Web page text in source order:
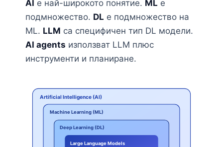
AI е най-широкото понятие. ML е
подмножество. DL е подмножество на
ML. LLM са специфичен тип DL модели.
AI agents използват LLM плюс
инструменти и планиране.
Artificial Intelligence (AI)
Machine Learning (ML)
Deep Learning (DL)
Large Language Models